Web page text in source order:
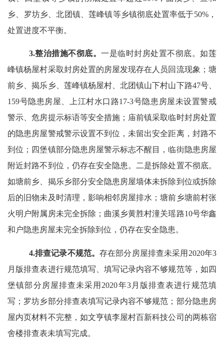
乡、罗坊乡、北团镇、莲峰镇等乡镇彻底处置率低于50%，
处置进度不平衡。
3.整治措施不彻底。一是临时封房处置不彻底。如莲
峰镇杨屋村采取封房处置的房屋发现存在人员回流现象；塘
前乡、揭乐乡、莲峰镇杨屋村、北团镇山下村山下路47号、
159号隐患房屋、上江村水口路17-3号隐患房屋未设置警戒
警示、危房提示标语等安全措施；庙前镇采取临时封房处置
的隐患房屋警戒警示设置不到位，未留出安全距离，封路不
到位；四堡镇部分隐患房屋警示标志不醒目，临街隐患房屋
附近封路不到位，仍存在安全隐患。二是拆除处置不彻底。
如塘前乡、揭乐乡部分安全隐患房屋墙体未拆除到位或拆除
后的旧物未及时清理，影响相邻房屋排水；塘前乡塘前村张
火明户附属房未完全拆除；曲溪乡黄胜村潼关瑶路10号华鑫
和户隐患房屋未完全拆除到位，仍存在安全隐患。
4.排查记录不规范。存在部分房屋排查未采用2020年3
月版排查表进行规范填写、 填写记录内容不够规范等， 如四
堡镇部分房屋排查未采用2020年3月版排查表进行规范填
写；罗坊乡部分排查表填写记录内容不够规范；部分隐患房
屋内页材料不完整，如文亨镇李屋村百新科技公司的两栋宿
舍楼排查表未填写完成。